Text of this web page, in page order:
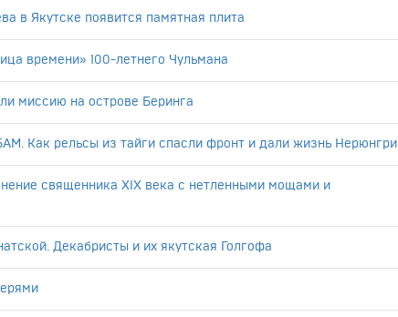
в Якутске появится памятная плита
времени» 100-летнего Чульмана
миссию на острове Беринга
Как рельсы из тайги спасли фронт и дали жизнь Нерюнгри
священника XIX века с нетленными мощами и
Декабристы и их якутская Голгофа